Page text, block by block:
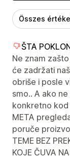
Negatív
Összes
ŠTA
Ne znam
će zadržati
obriše i posle
smo.. A ako
konkretno kod
META
poruče
TEME BEZ
KOJE ČUVA